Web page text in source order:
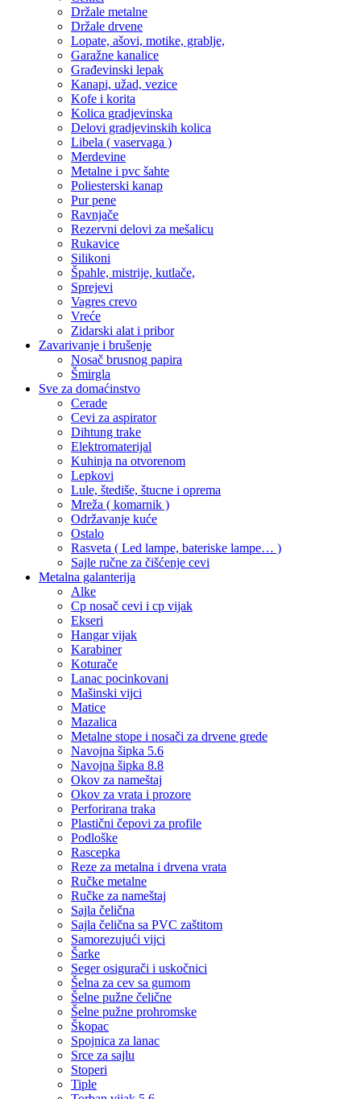
Držale metalne
Držale drvene
Lopate, ašovi, motike, grablje,
Garažne kanalice
Građevinski lepak
Kanapi, užad, vezice
Kofe i korita
Kolica gradjevinska
Delovi gradjevinskih kolica
Libela ( vaservaga )
Merdevine
Metalne i pvc šahte
Poliesterski kanap
Pur pene
Ravnjače
Rezervni delovi za mešalicu
Rukavice
Silikoni
Špahle, mistrije, kutlače,
Sprejevi
Vagres crevo
Vreće
Zidarski alat i pribor
Zavarivanje i brušenje
Nosač brusnog papira
Šmirgla
Sve za domaćinstvo
Cerade
Cevi za aspirator
Dihtung trake
Elektromaterijal
Kuhinja na otvorenom
Lepkovi
Lule, štediše, štucne i oprema
Mreža ( komarnik )
Održavanje kuće
Ostalo
Rasveta ( Led lampe, bateriske lampe… )
Sajle ručne za čišćenje cevi
Metalna galanterija
Alke
Cp nosač cevi i cp vijak
Ekseri
Hangar vijak
Karabiner
Koturače
Lanac pocinkovani
Mašinski vijci
Matice
Mazalica
Metalne stope i nosači za drvene grede
Navojna šipka 5.6
Navojna šipka 8.8
Okov za nameštaj
Okov za vrata i prozore
Perforirana traka
Plastični čepovi za profile
Podloške
Rascepka
Reze za metalna i drvena vrata
Ručke metalne
Ručke za nameštaj
Sajla čelična
Sajla čelična sa PVC zaštitom
Samorezujući vijci
Šarke
Seger osigurači i uskočnici
Šelna za cev sa gumom
Šelne pužne čelične
Šelne pužne prohromske
Škopac
Spojnica za lanac
Srce za sajlu
Stoperi
Tiple